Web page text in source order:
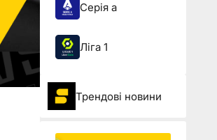
Серія а
Ліга 1
Трендові новини